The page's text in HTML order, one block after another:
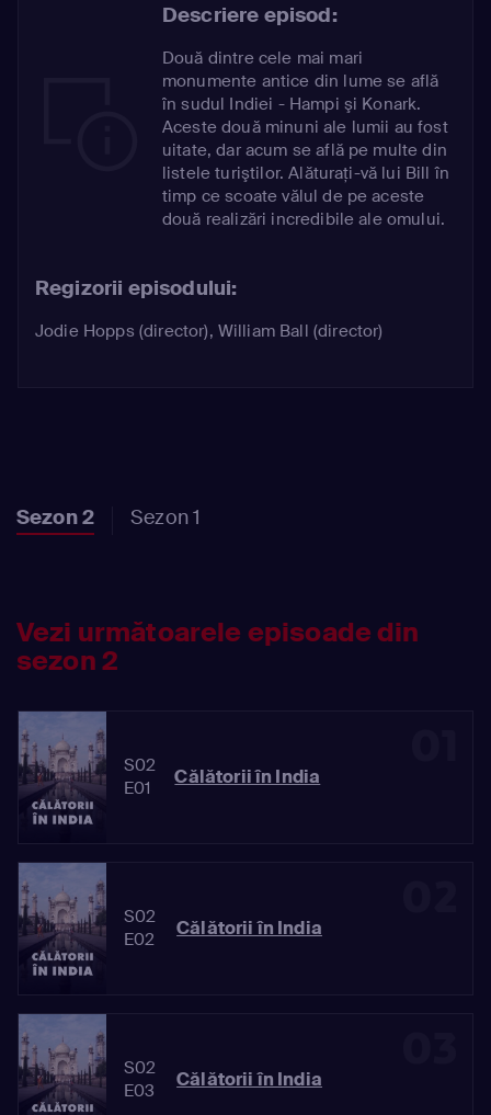
Descriere episod:
Două dintre cele mai mari
monumente antice din lume se află
în sudul Indiei - Hampi şi Konark.
Aceste două minuni ale lumii au fost
uitate, dar acum se află pe multe din
listele turiştilor. Alăturaţi-vă lui Bill în
timp ce scoate vălul de pe aceste
două realizări incredibile ale omului.
Regizorii episodului:
Jodie Hopps (director), William Ball (director)
Sezon 2 Sezon 1
Vezi următoarele episoade din
sezon 2
S02
E01
Călătorii în India
S02
E02
Călătorii în India
S02
E03
Călătorii în India